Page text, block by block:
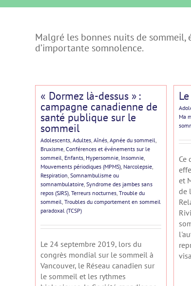
Malgré les bonnes nuits de
d’importante somnolence.
« Dormez là-dessus » :
campagne canadienne de
santé publique sur le
sommeil
Adolescents, Adultes, Aînés, Apnée du sommeil,
Bruxisme, Conférences et événements sur le
sommeil, Enfants, Hypersomnie, Insomnie,
Mouvements périodiques (MPMS), Narcolepsie,
Respiration, Somnambulisme ou
somnambulatoire, Syndrome des jambes sans
repos (SJRS), Terreurs nocturnes, Trouble du
sommeil, Troubles du comportement en sommeil
paradoxal (TCSP)
Le 24 septembre 2019, lors du
congrès mondial sur le sommeil à
Vancouver, le Réseau canadien sur
le sommeil et les rythmes
Ma
Ce
et
de